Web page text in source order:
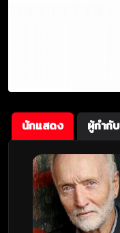
นักแสดง ผู้กำกับ